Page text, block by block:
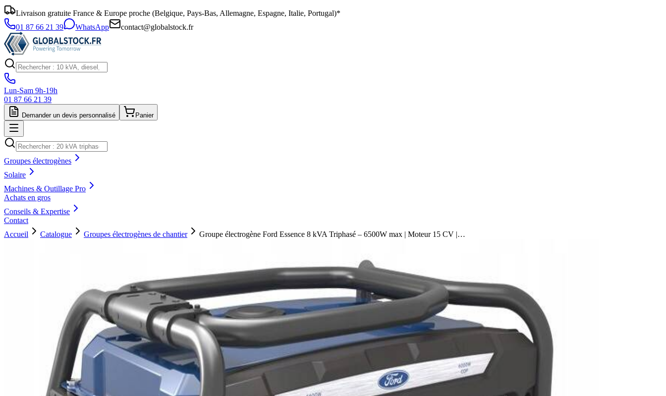
Livraison gratuite France & Europe proche (Belgique, Pays-Bas, Allemagne, Espagne, Italie, Portugal)*
01 87 66 21 39
WhatsApp contact@globalstock.fr
Lun-Sam 9h-19h
01 87 66 21 39
Demander un devis personnalisé Panier
Groupes électrogènes
Solaire
Machines & Outillage Pro
Achats en gros
Conseils & Expertise
Contact
Accueil
Catalogue Groupes électrogènes de chantier Groupe électrogène Ford Essence 8 kVA Triphasé – 6500W max | Moteur 15 CV |…